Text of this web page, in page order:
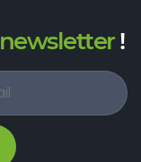
newsletter!